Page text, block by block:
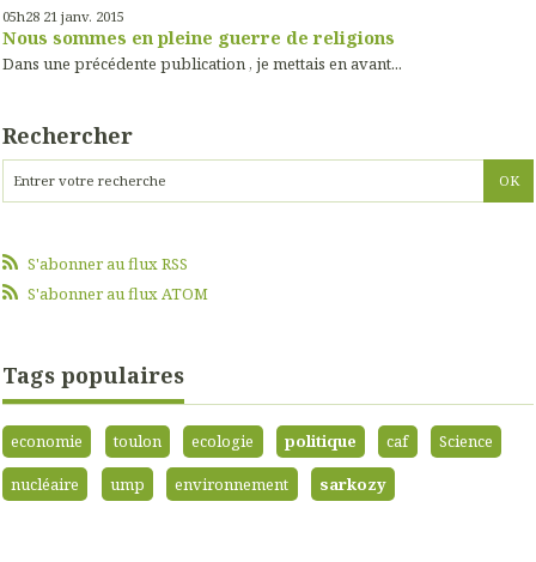
05h28 21 janv. 2015
Nous sommes en pleine guerre de religions
Dans une précédente publication , je mettais en avant...
Rechercher
S'abonner au flux RSS
S'abonner au flux ATOM
Tags populaires
economie toulon ecologie politique caf
Science
nucléaire
ump environnement sarkozy